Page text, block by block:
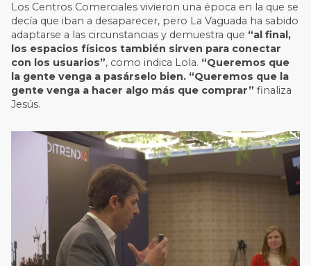
Los Centros Comerciales vivieron una época en la que se
decía que iban a desaparecer, pero La Vaguada ha sabido
adaptarse a las circunstancias y demuestra que “al final,
los espacios físicos también sirven para conectar
con los usuarios”, como indica Lola. “Queremos que
la gente venga a pasárselo bien. “Queremos que la
gente venga a hacer algo más que comprar” finaliza
Jesús.